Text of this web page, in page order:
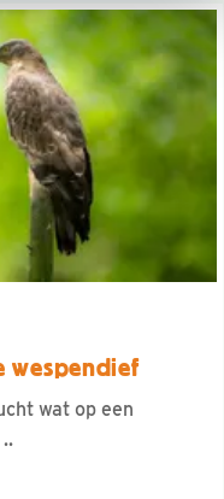
wespendief
wat op een